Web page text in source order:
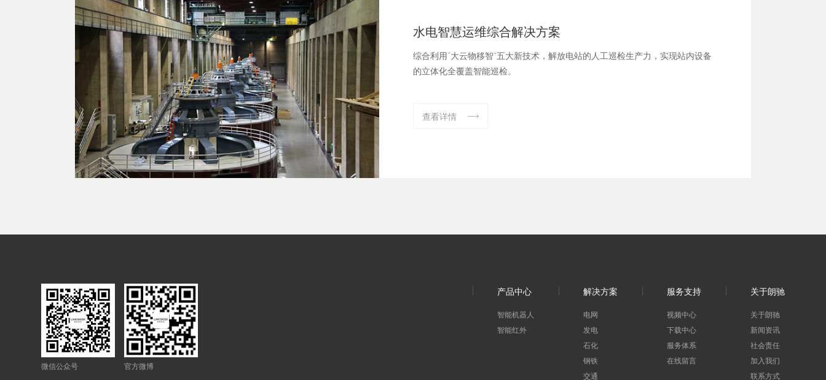
水电智慧运维综合解决方案
综合利用“大云物移智”五大新技术，解放电站的人工巡检生产力，实现站内设备
的立体化全覆盖智能巡检。
查看详情 
微信公众号 官方微博
产品中心
智能机器人
智能红外
解决方案
电网
发电
石化
钢铁
交通
服务支持
视频中心
下载中心
服务体系
在线留言
关于朗驰
关于朗驰
新闻资讯
社会责任
加入我们
联系方式